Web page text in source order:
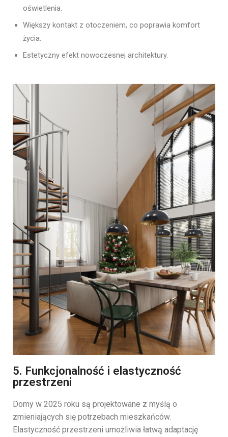
oświetlenia.
Większy kontakt z otoczeniem, co poprawia komfort
życia.
Estetyczny efekt nowoczesnej architektury.
5. Funkcjonalność i elastyczność
przestrzeni
Domy w 2025 roku są projektowane z myślą o
zmieniających się potrzebach mieszkańców.
Elastyczność przestrzeni umożliwia łatwą adaptację